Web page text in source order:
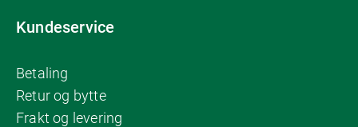
Kundeservice
Betaling
Retur og bytte
Frakt og levering